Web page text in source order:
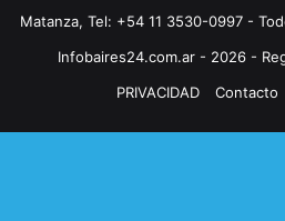
Matanza, Tel: +54 11 3530-0997 -
Infobaires24.com.ar - 2026 -
PRIVACIDAD
Contacto